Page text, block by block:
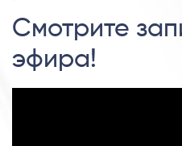
Смотрите
эфира!